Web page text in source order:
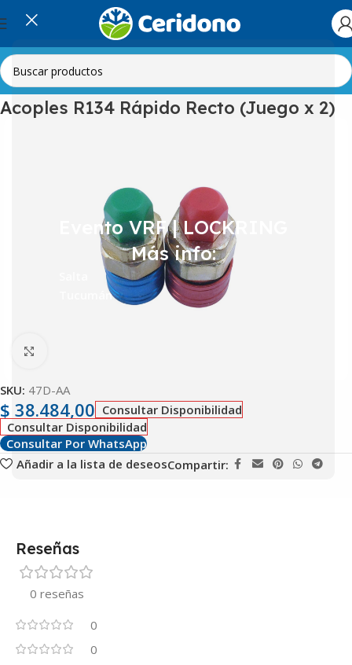
Evento VRF | LOCKRING
Más info:
Tucumán
Inicio Automotor Herramientas automotor
Acoples R134 Rápido Recto (Juego x 2)
SKU: 47D-AA
$ 38.484,00 Consultar Disponibilidad
Consultar Disponibilidad
Consultar Por WhatsApp
Añadir a la lista de deseosCompartir:
Reseñas
0 reseñas
0
0